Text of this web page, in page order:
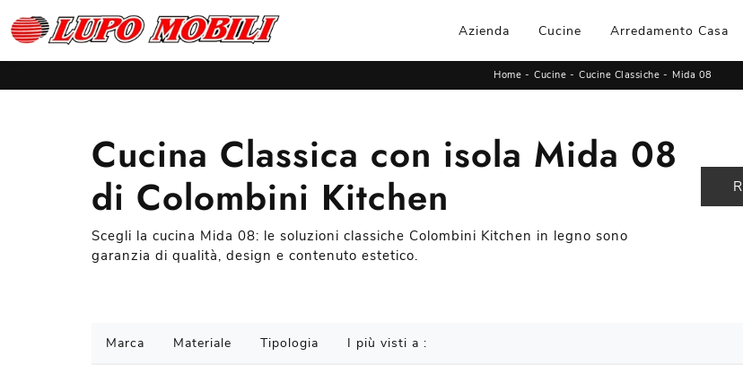
Azienda Cucine Arredamento Casa
Home -Cucine -Cucine Classiche - Mida 08
Cucina Classica con isola Mida 08
di Colombini Kitchen
Scegli la cucina Mida 08: le soluzioni classiche Colombini Kitchen in legno sono
garanzia di qualità, design e contenuto estetico.
Marca Materiale Tipologia I più visti a :